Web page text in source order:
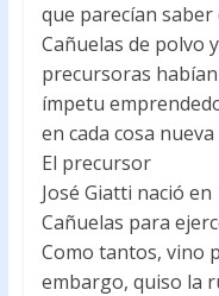
que parecían
Cañuelas de polvo
precursoras
ímpetu
en cada cosa
El precursor
José Giatti nació
Cañuelas para
Como tantos, vino
embargo, quiso la